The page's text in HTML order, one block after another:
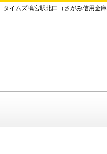
タイムズ鴨宮駅北口（さがみ信用金